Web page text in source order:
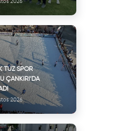
2026
TUZ SPOR
ÇANKIRI’DA
2026